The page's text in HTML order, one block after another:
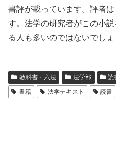
書評が載っています。評者
す。法学の研究者がこの小
る人も多いのではないでしょ
教科書・六法 法学部 読
書籍
法学テキスト 読書